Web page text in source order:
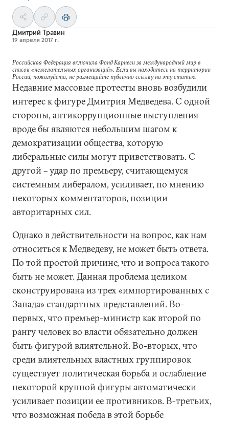
Дмитрий Травин
19 апреля 2017 г.
Российская Федерация включила Фонд Карнеги за международный мир в
список «нежелательных организаций». Если вы находитесь на территории
России, пожалуйста, не размещайте публично ссылку на эту статью.
Недавние массовые протесты вновь возбудили
интерес к фигуре Дмитрия Медведева. С одной
стороны, антикоррупционные выступления
вроде бы являются небольшим шагом к
демократизации общества, которую
либеральные силы могут приветствовать. С
другой – удар по премьеру, считающемуся
системным либералом, усиливает, по мнению
некоторых комментаторов, позиции
авторитарных сил.
Однако в действительности на вопрос, как нам
относиться к Медведеву, не может быть ответа.
По той простой причине, что и вопроса такого
быть не может. Данная проблема целиком
сконструирована из трех «импортированных с
Запада» стандартных представлений. Во-
первых, что премьер-министр как второй по
рангу человек во власти обязательно должен
быть фигурой влиятельной. Во-вторых, что
среди влиятельных властных группировок
существует политическая борьба и ослабление
некоторой крупной фигуры автоматически
усиливает позиции ее противников. В-третьих,
что возможная победа в этой борьбе